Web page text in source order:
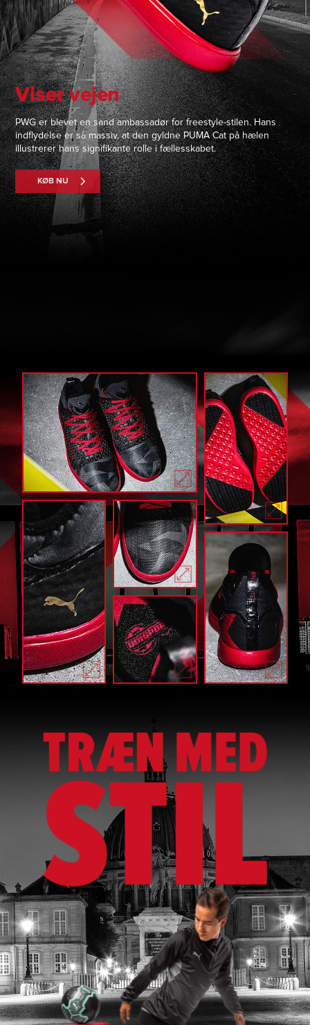
Viser vejen
PWG er blevet en sand ambassadør for freestyle-stilen. Hans
indflydelse er så massiv, at den gyldne PUMA Cat på hælen
illustrerer hans signifikante rolle i fællesskabet.
KØB NU